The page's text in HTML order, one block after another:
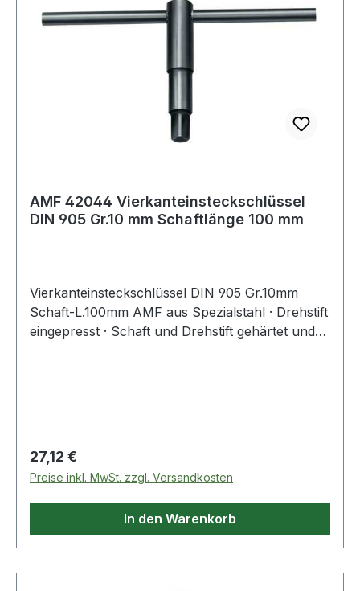
AMF 42044 Vierkanteinsteckschlüssel
DIN 905 Gr.10 mm Schaftlänge 100 mm
Vierkanteinsteckschlüssel DIN 905 Gr.10mm
Schaft-L.100mm AMF aus Spezialstahl · Drehstift
eingepresst · Schaft und Drehstift gehärtet und
Regulärer Preis:
27,12 €
Preise inkl. MwSt. zzgl. Versandkosten
In den Warenkorb